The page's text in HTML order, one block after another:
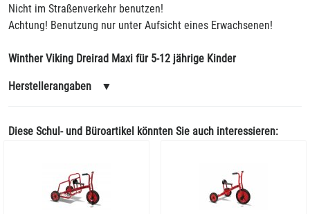
Nicht im Straßenverkehr benutzen!
Achtung! Benutzung nur unter Aufsicht eines Erwachsenen!
Winther Viking Dreirad Maxi für 5-12 jährige Kinder
Herstellerangaben ▼
Diese Schul- und Büroartikel könnten Sie auch interessieren: